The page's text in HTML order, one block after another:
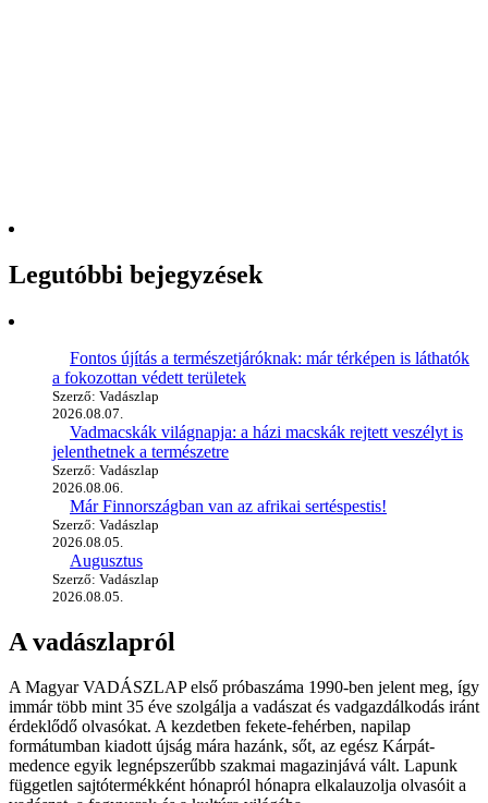
Legutóbbi bejegyzések
Fontos újítás a természetjáróknak: már térképen is láthatók
a fokozottan védett területek
Szerző: Vadászlap
2026.08.07.
Vadmacskák világnapja: a házi macskák rejtett veszélyt is
jelenthetnek a természetre
Szerző: Vadászlap
2026.08.06.
Már Finnországban van az afrikai sertéspestis!
Szerző: Vadászlap
2026.08.05.
Augusztus
Szerző: Vadászlap
2026.08.05.
A vadászlapról
A Magyar VADÁSZLAP első próbaszáma 1990-ben jelent meg, így
immár több mint 35 éve szolgálja a vadászat és vadgazdálkodás iránt
érdeklődő olvasókat. A kezdetben fekete-fehérben, napilap
formátumban kiadott újság mára hazánk, sőt, az egész Kárpát-
medence egyik legnépszerűbb szakmai magazinjává vált. Lapunk
független sajtótermékként hónapról hónapra elkalauzolja olvasóit a